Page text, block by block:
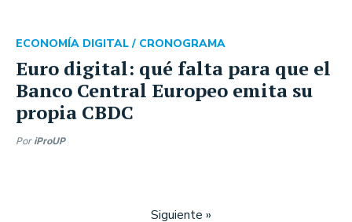
Euro digital: qué falta para que el
Banco Central Europeo emita su
propia CBDC
ECONOMÍA DIGITAL / CRONOGRAMA
Por iProUP
Siguiente »